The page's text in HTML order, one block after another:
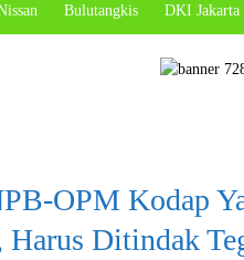
Bulutangkis DKI Jakarta
OPM Kodap
Ditindak